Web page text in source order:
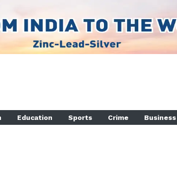
Education Sports Crime Business